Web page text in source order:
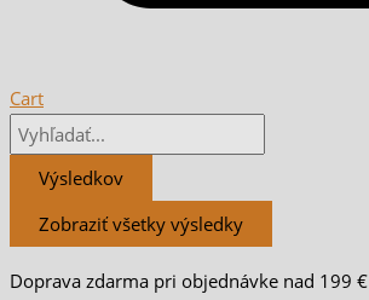
Cart
Výsledkov
Zobraziť všetky výsledky
Doprava zdarma pri objednávke nad 199 €